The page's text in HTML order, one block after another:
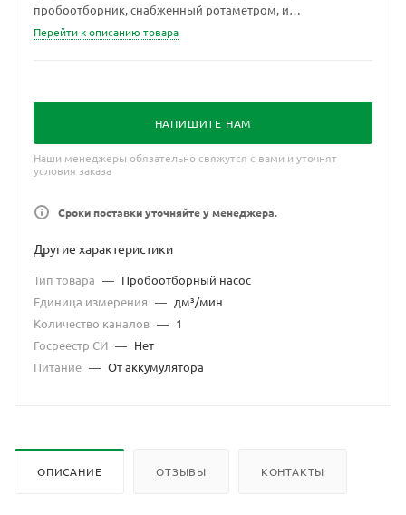
пробоотборник, снабженный ротаметром, и
предназначенный для отбора воздушной пробы в любом
Перейти к описанию товара
НАПИШИТЕ НАМ
Наши менеджеры обязательно свяжутся с вами и уточнят
условия заказа
Сроки поставки уточняйте у менеджера.
Другие характеристики
Тип товара — Пробоотборный насос
Единица измерения — дм³/мин
Количество каналов — 1
Госреестр СИ — Нет
Питание — От аккумулятора
ОПИСАНИЕ ОТЗЫВЫ КОНТАКТЫ